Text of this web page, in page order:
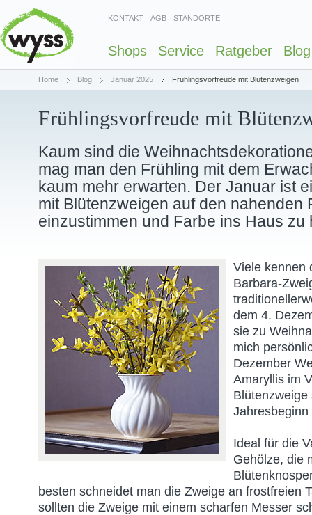
KONTAKT AGB STANDORTE
Shops Service Ratgeber Blog
Home Blog Januar 2025 Frühlingsvorfreude mit Blütenzweigen
Frühlingsvorfreude mit
Kaum sind die
mag man den Frühling mit dem
kaum mehr erwarten. Der Januar ist
mit Blütenzweigen auf den nahenden
einzustimmen und Farbe ins Haus zu
Viele kennen
Barbara-
dem 4.
sie zu
mich
Dezember
Amaryllis im
Ideal für die
Gehölze, die
besten schneidet man die Zweige an frostfreien
sollten die Zweige mit einem scharfen Messer